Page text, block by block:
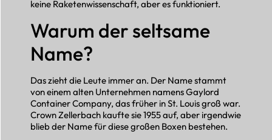
keine Raketenwissenschaft, aber es funktioniert.
Warum der seltsame
Name?
Das zieht die Leute immer an. Der Name stammt
von einem alten Unternehmen namens Gaylord
Container Company, das früher in St. Louis groß war.
Crown Zellerbach kaufte sie 1955 auf, aber irgendwie
blieb der Name für diese großen Boxen bestehen.